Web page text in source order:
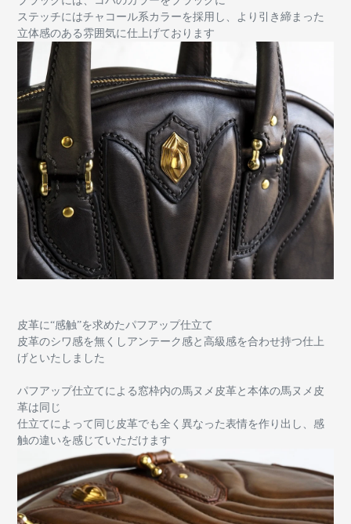
ステッチにはチャコール系カラーを採用し、より引き締まった
立体感のある雰囲気に仕上げております
皮革に“感触”を求めたパフアップ仕立て
皮革のシワ感を無くしアンテーク感と高級感を合わせ持つ仕上
げといたしました
パフアップ仕立てによる窓枠内の馬ヌメ皮革と本体の馬ヌメ皮
革は同じ
仕立てによって同じ皮革でも全く異なった表情を作り出し、感
触の違いを感じていただけます